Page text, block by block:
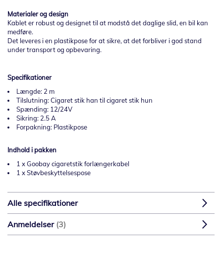
Materialer og design
Kablet er robust og designet til at modstå det daglige slid, en bil kan
medføre.
Det leveres i en plastikpose for at sikre, at det forbliver i god stand
under transport og opbevaring.
Specifikationer
Længde: 2 m
Tilslutning: Cigaret stik han til cigaret stik hun
Spænding: 12/24V
Sikring: 2.5 A
Forpakning: Plastikpose
Indhold i pakken
1 x Goobay cigaretstik forlængerkabel
1 x Støvbeskyttelsespose
Alle specifikationer
Anmeldelser 3